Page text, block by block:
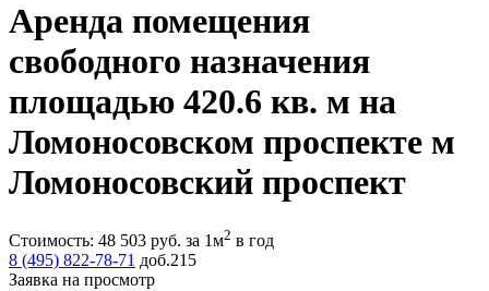
Аренда помещения
свободного назначения
площадью 420.6 кв. м на
Ломоносовском проспекте м
Ломоносовский проспект
Стоимость: 48 503 руб. за 1м2 в год
8 (495) 822-78-71 доб.215
Заявка на просмотр